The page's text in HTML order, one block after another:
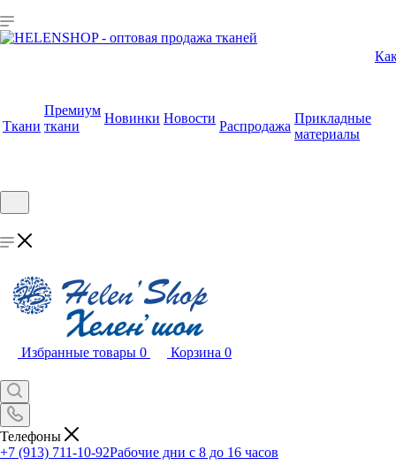
Ткани
Премиум
ткани
Новинки Новости
Распродажа
Прикладные
материалы
Избранные товары 0 Корзина 0
Телефоны
+7 (913) 711-10-92Рабочие дни с 8 до 16 часов